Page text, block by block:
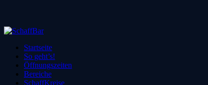
Startseite
So geht’s!
Öffnungszeiten
Bereiche
SchaffKreise